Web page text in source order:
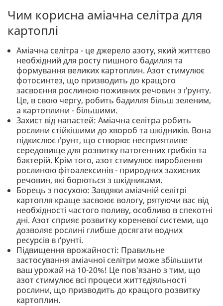
Чим корисна аміачна селітра для
картоплі
Аміачна селітра - це джерело азоту, який життєво
необхідний для росту пишного бадилля та
формування великих картоплин. Азот стимулює
фотосинтез, що призводить до кращого
засвоєння рослиною поживних речовин з ґрунту.
Це, в свою чергу, робить бадилля більш зеленим,
а картоплини - більшими.
Захист від напастей: Аміачна селітра робить
рослини стійкішими до хвороб та шкідників. Вона
підкислює ґрунт, що створює несприятливе
середовище для розвитку патогенних грибків та
бактерій. Крім того, азот стимулює вироблення
рослиною фітоалексинів - природних захисних
речовин, які борються з шкідниками.
Борець з посухою: Завдяки аміачній селітрі
картопля краще засвоює вологу, рятуючи вас від
необхідності частого поливу, особливо в спекотні
дні. Азот сприяє розвитку кореневої системи, що
дозволяє рослині глибше досягати водних
ресурсів в ґрунті.
Підвищення врожайності: Правильне
застосування аміачної селітри може збільшити
ваш урожай на 10-20%! Це пов'язано з тим, що
азот стимулює всі процеси життєдіяльності
рослини, що призводить до кращого розвитку
картоплин.